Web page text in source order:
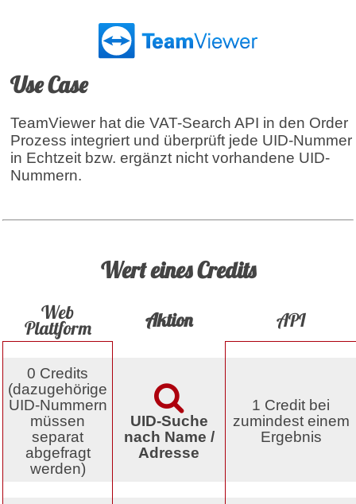
Use Case
TeamViewer hat die VAT-Search API in den Order
Prozess integriert und überprüft jede UID-Nummer
in Echtzeit bzw. ergänzt nicht vorhandene UID-
Nummern.
Wert eines Credits
Web
Plattform Aktion API
0 Credits
(dazugehörige
UID-Nummern
müssen
separat
abgefragt
werden)
UID-Suche
nach Name /
Adresse
1 Credit bei
zumindest einem
Ergebnis